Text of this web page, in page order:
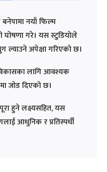
बनेपामा नयाँ फिल्म
घोषणा गरे। यस स्टुडियोले
ल्याउने अपेक्षा गरिएको छ।
लागि आवश्यक
जोड दिएको छ।
हुने लक्ष्यसहित, यस
आधुनिक र प्रतिस्पर्धी